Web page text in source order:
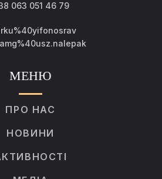
063 051 46 79
МЕНЮ
ПРО НАС
НОВИНИ